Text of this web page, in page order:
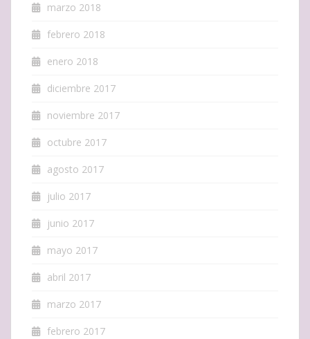
marzo 2018
febrero 2018
enero 2018
diciembre 2017
noviembre 2017
octubre 2017
agosto 2017
julio 2017
junio 2017
mayo 2017
abril 2017
marzo 2017
febrero 2017